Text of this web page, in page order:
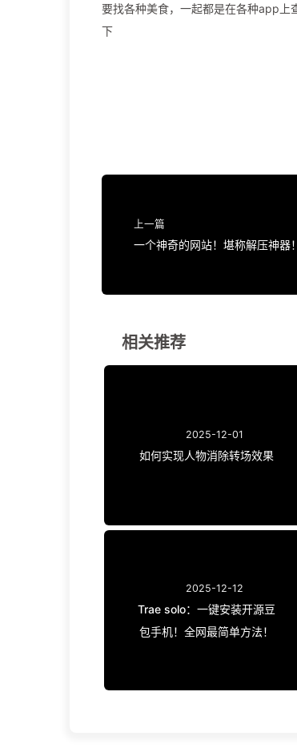
要找各种美食，一起都是在各种app上
下
上一篇
一个神奇的网站！堪称解压神器！
相关推荐
2025-12-01
如何实现人物消除转场效果
2025-12-12
Trae solo：一键安装开源豆
包手机！全网最简单方法！